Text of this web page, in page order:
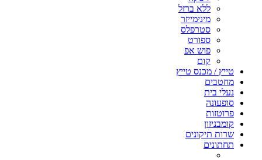
ללא ברזל
מינימייזר
סטרפלס
ספורט
פוש אפ
קום
טייץ / מכנס טייץ
מחטבים
נעלי בית
סופעונה
פרוטזות
קומבניזון
שרות תיקונים
תחתונים